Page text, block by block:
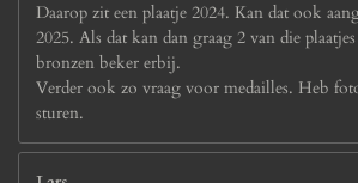
Daarop zit een plaatje 2024. Kan dat ook
2025. Als dat kan dan graag 2 van die
bronzen beker erbij.
Verder ook zo vraag voor medailles. Heb
sturen.